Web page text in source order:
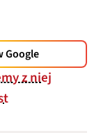
Google
z niej